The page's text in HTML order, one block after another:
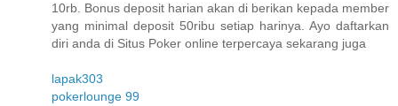
10rb. Bonus deposit harian akan di berikan kepada member
yang minimal deposit 50ribu setiap harinya. Ayo daftarkan
diri anda di Situs Poker online terpercaya sekarang juga
lapak303
pokerlounge 99